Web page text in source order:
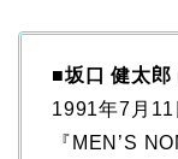
■坂口 健太郎
1991年7月
『MEN’S